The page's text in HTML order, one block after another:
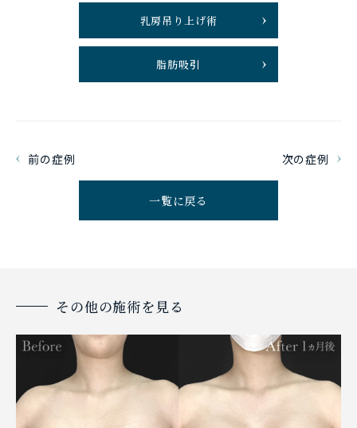
乳房吊り上げ術
脂肪吸引
前の症例 次の症例
一覧に戻る
その他の施術を見る